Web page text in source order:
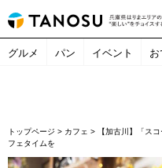
グルメ パン イベント お
トップページ > カフェ >
【加古川】「ス
フェタイムを